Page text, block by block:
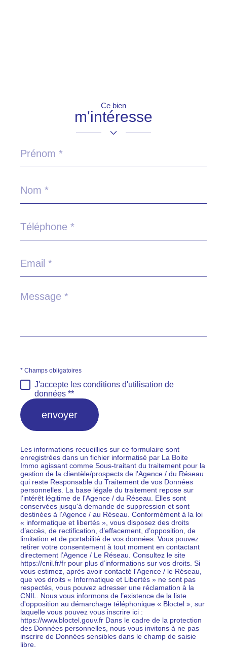
Ce bien
m'intéresse
Prénom
Nom
Téléphone
Email
Message
* Champs obligatoires
J'accepte les conditions d'utilisation de
données **
envoyer
Les informations recueillies sur ce formulaire sont
enregistrées dans un fichier informatisé par La Boite
Immo agissant comme Sous-traitant du traitement pour la
gestion de la clientèle/prospects de l'Agence / du Réseau
qui reste Responsable du Traitement de vos Données
personnelles. La base légale du traitement repose sur
l'intérêt légitime de l'Agence / du Réseau. Elles sont
conservées jusqu'à demande de suppression et sont
destinées à l'Agence / au Réseau. Conformément à la loi
« informatique et libertés », vous disposez des droits
d’accès, de rectification, d’effacement, d’opposition, de
limitation et de portabilité de vos données. Vous pouvez
retirer votre consentement à tout moment en contactant
directement l’Agence / Le Réseau. Consultez le site
https://cnil.fr/fr pour plus d’informations sur vos droits. Si
vous estimez, après avoir contacté l'Agence / le Réseau,
que vos droits « Informatique et Libertés » ne sont pas
respectés, vous pouvez adresser une réclamation à la
CNIL. Nous vous informons de l’existence de la liste
d'opposition au démarchage téléphonique « Bloctel », sur
laquelle vous pouvez vous inscrire ici :
https://www.bloctel.gouv.fr Dans le cadre de la protection
des Données personnelles, nous vous invitons à ne pas
inscrire de Données sensibles dans le champ de saisie
libre.